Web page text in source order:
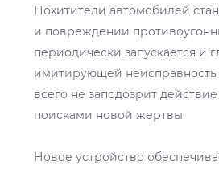
Похитители автомобилей
и повреждении
периодически запускается и
имитирующей неисправность
всего не заподозрит
поисками новой жертвы.
Новое устройство